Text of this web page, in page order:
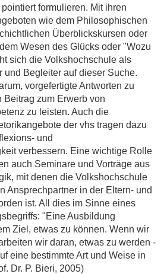
formulieren. Mit ihren
wie dem Philosophischen
Überblickskursen oder
Wesen des Glücks oder "Wozu
sich die Volkshochschule als
und Begleiter auf dieser Suche.
vorgefertigte Antworten zu
zum Erwerb von
zu leisten. Auch die
der vhs tragen dazu
und
verbessern. Eine wichtige Rolle
auch Seminare und Vorträge aus
mit denen die Volkshochschule
Ansprechpartner in der Eltern- und
ist. All dies im Sinne eines
"Eine Ausbildung
Ziel, etwas zu können. Wenn wir
wir daran, etwas zu werden -
eine bestimmte Art und Weise in
Dr. P. Bieri, 2005)